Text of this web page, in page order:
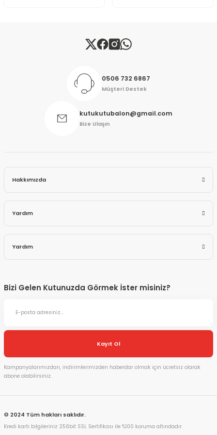
Gönder
0506 732 6867
Müşteri Destek
kutukutubalon@gmail.com
Bize Ulaşın
Hakkımızda
Yardım
Yardım
Bizi Gelen Kutunuzda Görmek İster misiniz?
Kayıt Ol
Kampanyalarımızdan, indirimlerimizden haberdar olmak için ücretsiz olarak
abone olabilirsiniz.
© 2024 Tüm hakları saklıdır.
Kredi kartı bilgileriniz 256bit SSL Sertifikası ile %100 koruma altındadır.